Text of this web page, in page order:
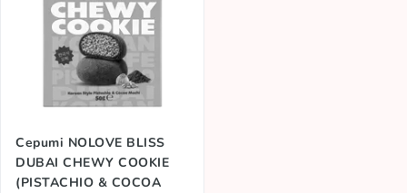
Cepumi NOLOVE BLISS
DUBAI CHEWY COOKIE
(PISTACHIO & COCOA